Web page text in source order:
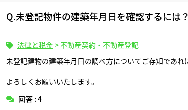
Q.未登記物件の建築年月日を確認するには？
法律と税金>不動産契約・不動産登記
未登記建物の建築年月日の調べ方についてご存知であれ
よろしくお願いいたします。
回答 : 4